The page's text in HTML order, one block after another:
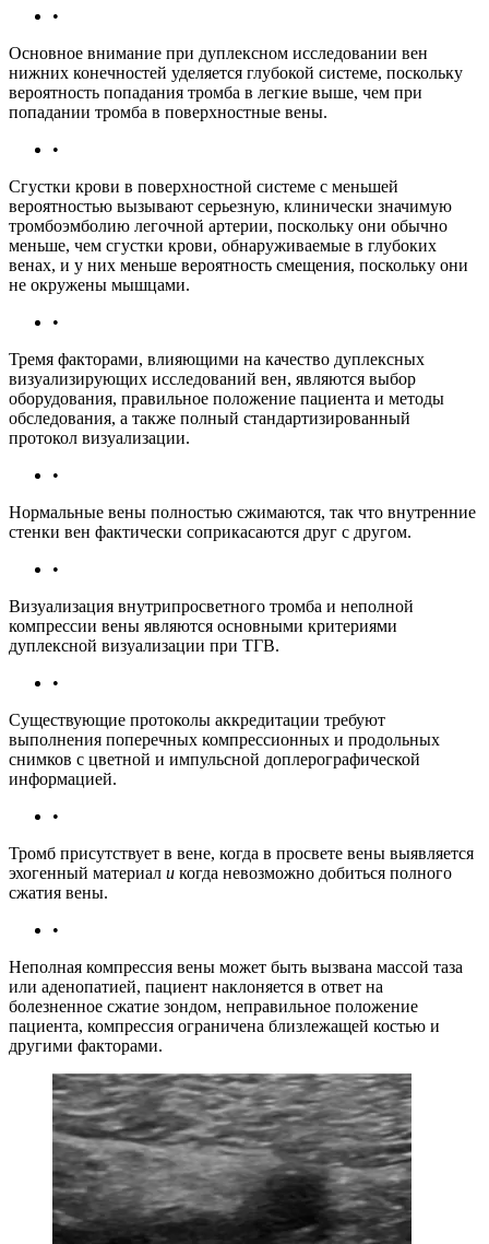
•
Основное внимание при дуплексном исследовании вен
нижних конечностей уделяется глубокой системе, поскольку
вероятность попадания тромба в легкие выше, чем при
попадании тромба в поверхностные вены.
•
Сгустки крови в поверхностной системе с меньшей
вероятностью вызывают серьезную, клинически значимую
тромбоэмболию легочной артерии, поскольку они обычно
меньше, чем сгустки крови, обнаруживаемые в глубоких
венах, и у них меньше вероятность смещения, поскольку они
не окружены мышцами.
•
Тремя факторами, влияющими на качество дуплексных
визуализирующих исследований вен, являются выбор
оборудования, правильное положение пациента и методы
обследования, а также полный стандартизированный
протокол визуализации.
•
Нормальные вены полностью сжимаются, так что внутренние
стенки вен фактически соприкасаются друг с другом.
•
Визуализация внутрипросветного тромба и неполной
компрессии вены являются основными критериями
дуплексной визуализации при ТГВ.
•
Существующие протоколы аккредитации требуют
выполнения поперечных компрессионных и продольных
снимков с цветной и импульсной доплерографической
информацией.
•
Тромб присутствует в вене, когда в просвете вены выявляется
эхогенный материал и когда невозможно добиться полного
сжатия вены.
•
Неполная компрессия вены может быть вызвана массой таза
или аденопатией, пациент наклоняется в ответ на
болезненное сжатие зондом, неправильное положение
пациента, компрессия ограничена близлежащей костью и
другими факторами.